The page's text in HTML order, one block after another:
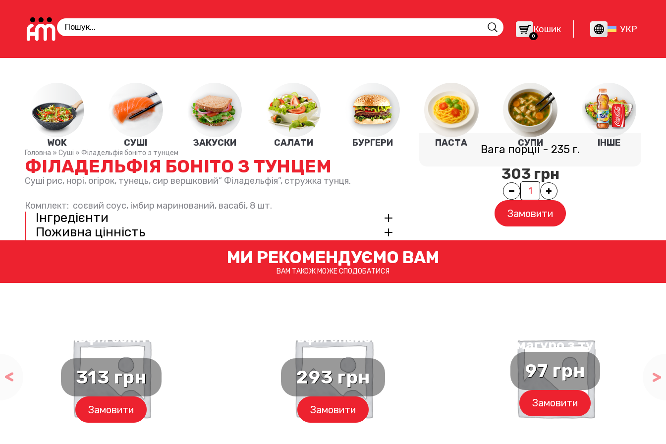
Кошик
0
УКР
WOK СУШІ ЗАКУСКИ САЛАТИ БУРГЕРИ ПАСТА СУПИ ІНШЕ
Головна » Суші » Філадельфія боніто з тунцем
ФІЛАДЕЛЬФІЯ БОНІТО З ТУНЦЕМ
Суші рис, норі, огірок, тунець, сир вершковий” Філадельфія”, стружка тунця.
Комплект: соєвий соус, імбир маринований, васабі, 8 шт.
Інгредієнти
Поживна цінність
Вага порції- 235 г.
303 грн
Quantity
Замовити
МИ РЕКОМЕНДУЄМО ВАМ
ВАМ ТАКОЖ МОЖЕ СПОДОБАТИСЯ
Філадельфія боніто сяке з
лососем
313 грн
Замовити
Філадельфія спайсі магуро
з тунцем
293 грн
Замовити
Макі магуро з тунцем
97 грн
Замовити